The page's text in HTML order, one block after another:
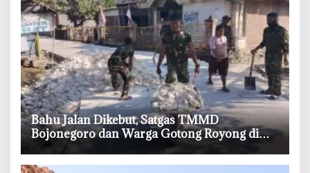
‎Bahu Jalan Dikebut, Satgas TMMD
Bojonegoro dan Warga Gotong Royong di
Tengah Terik